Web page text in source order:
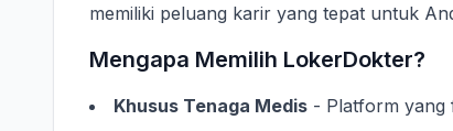
memiliki peluang karir yang tepat untuk
Mengapa Memilih LokerDokter?
Khusus Tenaga Medis - Platform yang